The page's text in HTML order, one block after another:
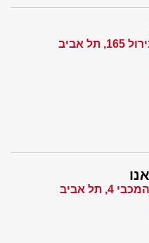
תל אביב
4, תל אביב